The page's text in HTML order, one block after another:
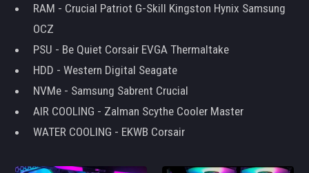
RAM - Crucial Patriot G-Skill Kingston Hynix Samsung
OCZ
PSU - Be Quiet Corsair EVGA Thermaltake
HDD - Western Digital Seagate
NVMe - Samsung Sabrent Crucial
AIR COOLING - Zalman Scythe Cooler Master
WATER COOLING - EKWB Corsair